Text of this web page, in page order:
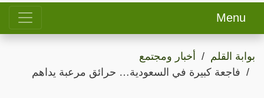
Menu
بوابة القلم
أخبار ومجتمع
فاجعة كبيرة في السعودية… حرائق مرعبة يداهم